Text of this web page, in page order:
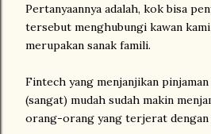
Pertanyaannya adalah, kok bisa
tersebut menghubungi kawan
merupakan sanak famili.
Fintech yang menjanjikan
(sangat) mudah sudah makin
orang-orang yang terjerat dengan